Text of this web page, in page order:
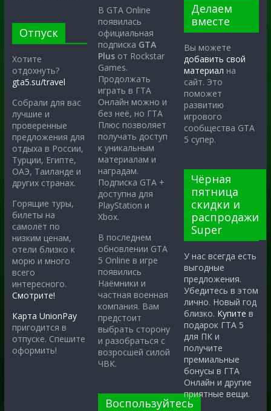
Отпуск
Хотите
отдохнуть?
gta5.su/travel
Собрали для вас
лучшие и
проверенные
предложения для
отдыха в России,
Турции, Египте,
ОАЭ, Таиланде и
других странах.
Горящие туры,
билеты на
самолёт по
низким ценам,
отели близко к
морю и много
всего
интересного.
Смотрите!
Карта UnionPay
пригодится в
отпуске. Спешите
оформить!
В GTA Online
появилась
официальная
подписка GTA
Plus от Rockstar
Games.
Продолжать
играть в ГТА
Онлайн можно и
без неё, но ГТА
Плюс позволяет
получать доступ
к уникальным
материалам и
наградам.
Подписка GTA +
доступна для
PlayStation и
Xbox.
В последнем
обновлении GTA
5 Online в игре
появились
Наёмники и
частная военная
компания. Вам
предстоит
выбрать сторону
и разобраться с
возросшей силой
ЧВК.
Воспользуйтесь
Делаем
вместе
Вы можете
добавить свой
материал на
сайт. Это
поможет
развитию
игрового
сообщества GTA
5 супер.
Чёрная
пятница
скидки и
распродажи
Super
У нас всегда есть
выгодные
предложения.
Убедитесь в этом
лично. Новый год
близко. Купите в
подарок ГТА 5
для ПК и
получите
премиальные
бонусы в ГТА
Онлайн и другие
приятные вещи.